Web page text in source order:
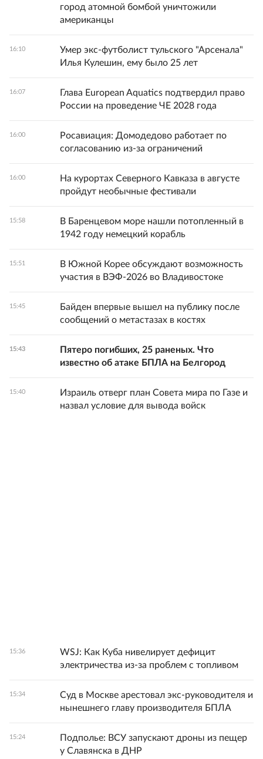
город атомной бомбой уничтожили
американцы
16:10
Умер экс-футболист тульского "Арсенала"
Илья Кулешин, ему было 25 лет
16:07
Глава European Aquatics подтвердил право
России на проведение ЧЕ 2028 года
16:00
Росавиация: Домодедово работает по
согласованию из-за ограничений
16:00
На курортах Северного Кавказа в августе
пройдут необычные фестивали
15:58
В Баренцевом море нашли потопленный в
1942 году немецкий корабль
15:51
В Южной Корее обсуждают возможность
участия в ВЭФ-2026 во Владивостоке
15:45
Байден впервые вышел на публику после
сообщений о метастазах в костях
15:43
Пятеро погибших, 25 раненых. Что
известно об атаке БПЛА на Белгород
15:40
Израиль отверг план Совета мира по Газе и
назвал условие для вывода войск
15:36
WSJ: Как Куба нивелирует дефицит
электричества из-за проблем с топливом
15:34
Суд в Москве арестовал экс-руководителя и
нынешнего главу производителя БПЛА
15:24
Подполье: ВСУ запускают дроны из пещер
у Славянска в ДНР